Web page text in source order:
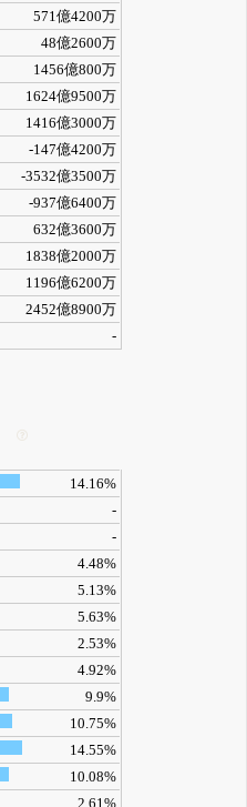
571億4200万
48億2600万
1456億800万
1624億9500万
1416億3000万
-147億4200万
-3532億3500万
-937億6400万
632億3600万
1838億2000万
1196億6200万
2452億8900万
-
14.16%
-
-
4.48%
5.13%
5.63%
2.53%
4.92%
9.9%
10.75%
14.55%
10.08%
2.61%